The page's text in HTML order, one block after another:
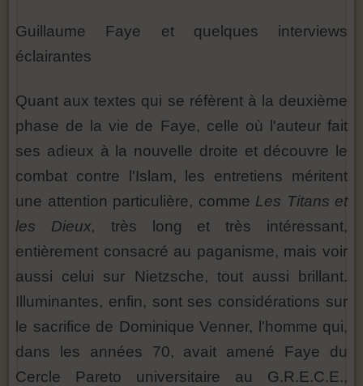
Guillaume Faye et quelques interviews
éclairantes
Quant aux textes qui se réfèrent à la deuxième
phase de la vie de Faye, celle où l'auteur fait
ses adieux à la nouvelle droite et découvre le
combat contre l'Islam, les entretiens méritent
une attention particulière, comme Les Titans et
les Dieux, très long et très intéressant,
entièrement consacré au paganisme, mais voir
aussi celui sur Nietzsche, tout aussi brillant.
Illuminantes, enfin, sont ses considérations sur
le sacrifice de Dominique Venner, l'homme qui,
dans les années 70, avait amené Faye du
Cercle Pareto universitaire au G.R.E.C.E.,